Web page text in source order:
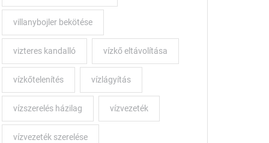
villanybojler bekötése
vizteres kandalló vízkő eltávolítása
vízkőtelenítés vízlágyítás
vízszerelés házilag vízvezeték
vízvezeték szerelése